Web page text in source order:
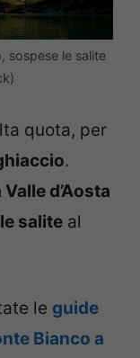
sospese le salite
quota, per
.
d’Aosta
salite al
le guide
Bianco a